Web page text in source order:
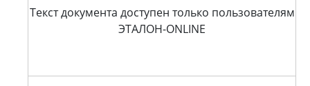
Текст документа доступен только пользователям
ЭТАЛОН-ONLINE